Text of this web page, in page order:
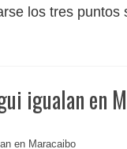
los tres puntos
igualan en